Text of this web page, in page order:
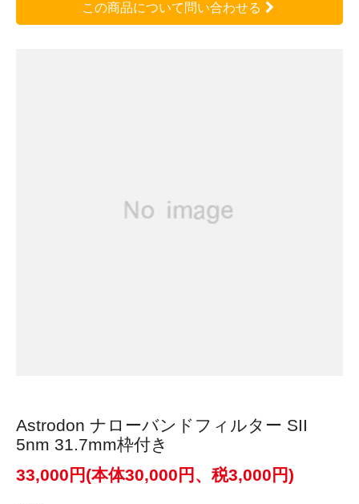
この商品について問い合わせる
Astrodon ナローバンドフィルター SII
5nm 31.7mm枠付き
33,000円(本体30,000円、税3,000円)